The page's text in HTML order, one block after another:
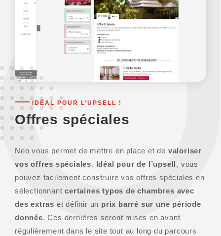
IDÉAL POUR L’UPSELL !
Offres spéciales
Neo vous permet de mettre en place et de valoriser
vos offres spéciales. Idéal pour de l’upsell, vous
pouvez facilement construire vos offres spéciales en
sélectionnantcertaines typos de chambres avec
des extras et définir un prix barré sur une période
donnée. Ces dernières seront mises en avant
régulièrement dans le site tout au long du parcours